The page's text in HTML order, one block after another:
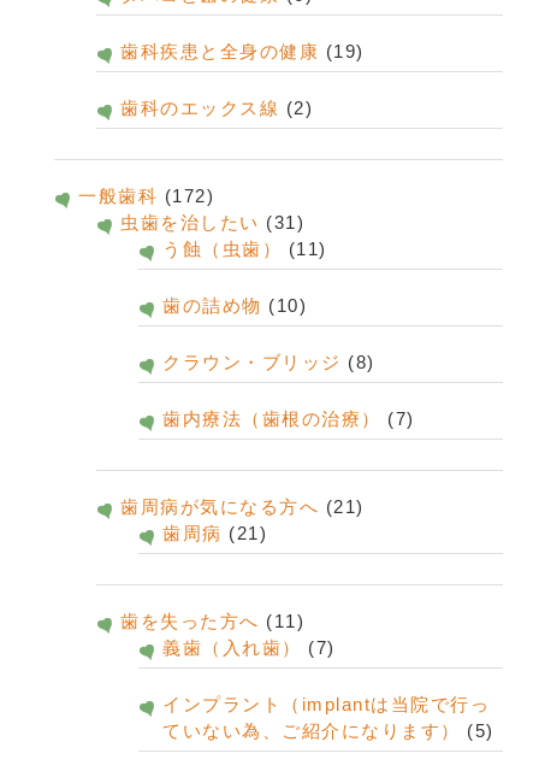
歯科疾患と全身の健康 (19)
歯科のエックス線 (2)
一般歯科 (172)
虫歯を治したい (31)
う蝕（虫歯）
(11)
歯の詰め物 (10)
クラウン・ブリッジ (8)
歯内療法（歯根の治療） (7)
歯周病が気になる方へ (21)
歯周病 (21)
歯を失った方へ (11)
義歯（入れ歯）
(7)
インプラント（implantは当院で行っ
ていない為、ご紹介になります）
(5)